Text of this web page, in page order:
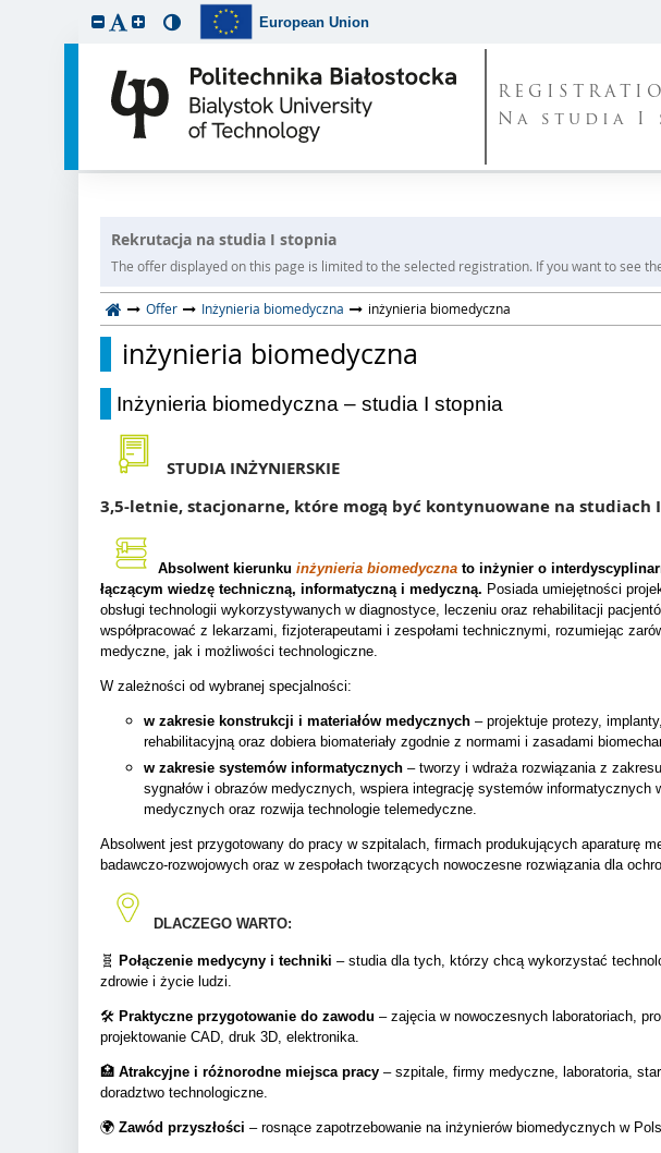
European Union
Na studia I
Rekrutacja na studia I stopnia
The offer displayed on this page is limited to the selected registration. If you want to see
Offer Inżynieria biomedyczna inżynieria biomedyczna
inżynieria biomedyczna
Inżynieria biomedyczna – studia I stopnia
STUDIA INŻYNIERSKIE
3,5-letnie, stacjonarne, które mogą być kontynuowane na studiach
Absolwent kierunku inżynieria biomedyczna to inżynier o
łączącym wiedzę techniczną, informatyczną i medyczną. Posiada umiejętności
obsługi technologii wykorzystywanych w diagnostyce, leczeniu oraz rehabilitacji
współpracować z lekarzami, fizjoterapeutami i zespołami technicznymi, rozumiejąc
medyczne, jak i możliwości technologiczne.
W zależności od wybranej specjalności:
w zakresie konstrukcji i materiałów medycznych – projektuje protezy,
rehabilitacyjną oraz dobiera biomateriały zgodnie z normami i zasadami
w zakresie systemów informatycznych – tworzy i wdraża rozwiązania z
sygnałów i obrazów medycznych, wspiera integrację systemów informatycznych
medycznych oraz rozwija technologie telemedyczne.
Absolwent jest przygotowany do pracy w szpitalach, firmach produkujących aparaturę
badawczo-rozwojowych oraz w zespołach tworzących nowoczesne rozwiązania dla
DLACZEGO WARTO:
🧬 Połączenie medycyny i techniki – studia dla tych, którzy chcą wykorzystać
zdrowie i życie ludzi.
🛠️ Praktyczne przygotowanie do zawodu – zajęcia w nowoczesnych laboratoriach,
projektowanie CAD, druk 3D, elektronika.
🏥 Atrakcyjne i różnorodne miejsca pracy – szpitale, firmy medyczne, laboratoria,
doradztwo technologiczne.
🌍 Zawód przyszłości – rosnące zapotrzebowanie na inżynierów biomedycznych w